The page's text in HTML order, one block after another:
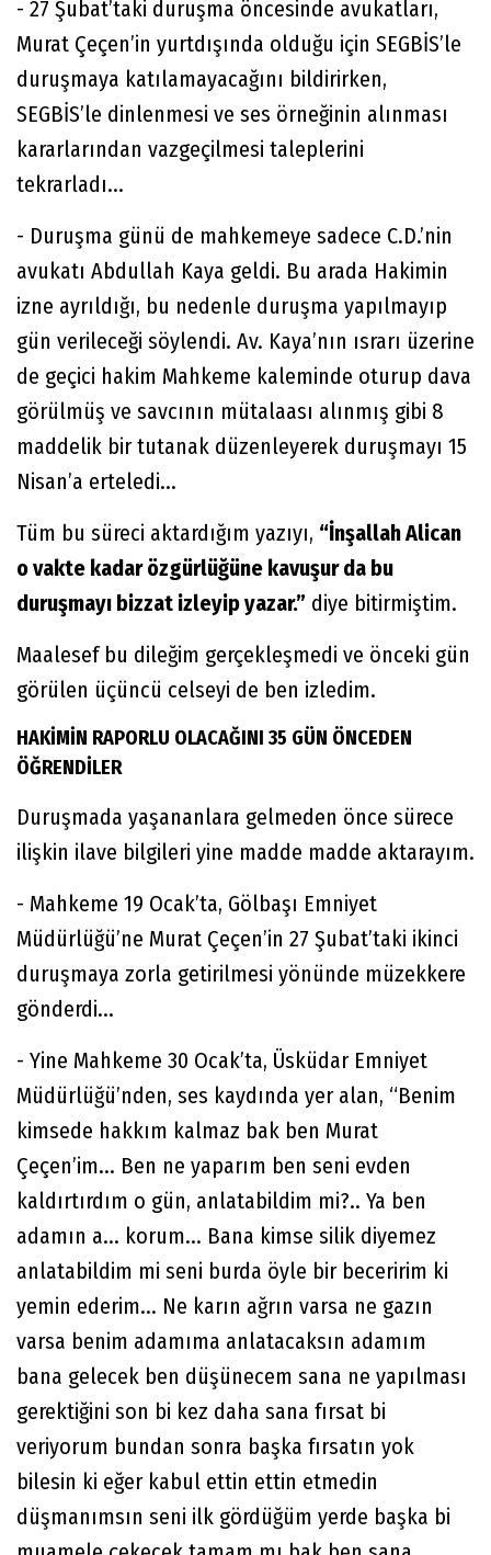
- 27 Şubat’taki duruşma öncesinde avukatları,
Murat Çeçen’in yurtdışında olduğu için SEGBİS’le
duruşmaya katılamayacağını bildirirken,
SEGBİS’le dinlenmesi ve ses örneğinin alınması
kararlarından vazgeçilmesi taleplerini
tekrarladı...
- Duruşma günü de mahkemeye sadece C.D.’nin
avukatı Abdullah Kaya geldi. Bu arada Hakimin
izne ayrıldığı, bu nedenle duruşma yapılmayıp
gün verileceği söylendi. Av. Kaya’nın ısrarı üzerine
de geçici hakim Mahkeme kaleminde oturup dava
görülmüş ve savcının mütalaası alınmış gibi 8
maddelik bir tutanak düzenleyerek duruşmayı 15
Nisan’a erteledi...
Tüm bu süreci aktardığım yazıyı, “İnşallah Alican
o vakte kadar özgürlüğüne kavuşur da bu
duruşmayı bizzat izleyip yazar.” diye bitirmiştim.
Maalesef bu dileğim gerçekleşmedi ve önceki gün
görülen üçüncü celseyi de ben izledim.
HAKİMİN RAPORLU OLACAĞINI 35 GÜN ÖNCEDEN
ÖĞRENDİLER
Duruşmada yaşananlara gelmeden önce sürece
ilişkin ilave bilgileri yine madde madde aktarayım.
- Mahkeme 19 Ocak’ta, Gölbaşı Emniyet
Müdürlüğü’ne Murat Çeçen’in 27 Şubat’taki ikinci
duruşmaya zorla getirilmesi yönünde müzekkere
gönderdi...
- Yine Mahkeme 30 Ocak’ta, Üsküdar Emniyet
Müdürlüğü’nden, ses kaydında yer alan, “Benim
kimsede hakkım kalmaz bak ben Murat
Çeçen’im... Ben ne yaparım ben seni evden
kaldırtırdım o gün, anlatabildim mi?.. Ya ben
adamın a... korum... Bana kimse silik diyemez
anlatabildim mi seni burda öyle bir beceririm ki
yemin ederim... Ne karın ağrın varsa ne gazın
varsa benim adamıma anlatacaksın adamım
bana gelecek ben düşünecem sana ne yapılması
gerektiğini son bi kez daha sana fırsat bi
veriyorum bundan sonra başka fırsatın yok
bilesin ki eğer kabul ettin ettin etmedin
düşmanımsın seni ilk gördüğüm yerde başka bi